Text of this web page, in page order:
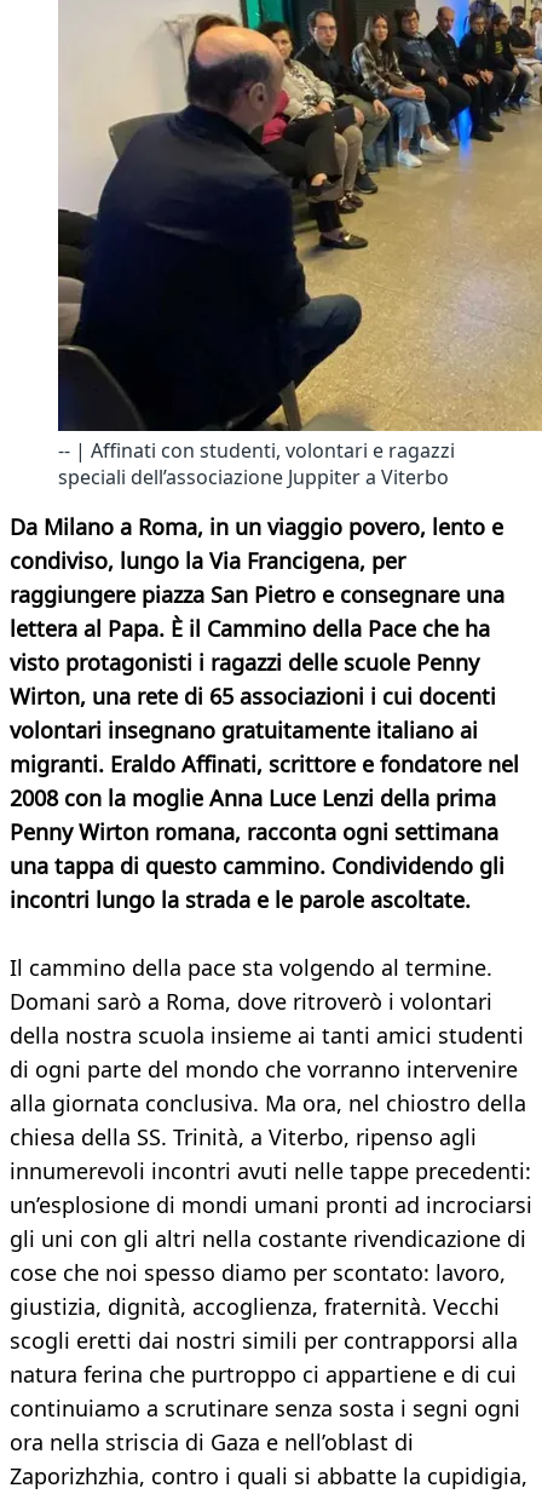
-- | Affinati con studenti, volontari e ragazzi
speciali dell’associazione Juppiter a Viterbo
Da Milano a Roma, in un viaggio povero, lento e
condiviso, lungo la Via Francigena, per
raggiungere piazza San Pietro e consegnare una
lettera al Papa. È il Cammino della Pace che ha
visto protagonisti i ragazzi delle scuole Penny
Wirton, una rete di 65 associazioni i cui docenti
volontari insegnano gratuitamente italiano ai
migranti. Eraldo Affinati, scrittore e fondatore nel
2008 con la moglie Anna Luce Lenzi della prima
Penny Wirton romana, racconta ogni settimana
una tappa di questo cammino. Condividendo gli
incontri lungo la strada e le parole ascoltate.
Il cammino della pace sta volgendo al termine.
Domani sarò a Roma, dove ritroverò i volontari
della nostra scuola insieme ai tanti amici studenti
di ogni parte del mondo che vorranno intervenire
alla giornata conclusiva. Ma ora, nel chiostro della
chiesa della SS. Trinità, a Viterbo, ripenso agli
innumerevoli incontri avuti nelle tappe precedenti:
un’esplosione di mondi umani pronti ad incrociarsi
gli uni con gli altri nella costante rivendicazione di
cose che noi spesso diamo per scontato: lavoro,
giustizia, dignità, accoglienza, fraternità. Vecchi
scogli eretti dai nostri simili per contrapporsi alla
natura ferina che purtroppo ci appartiene e di cui
continuiamo a scrutinare senza sosta i segni ogni
ora nella striscia di Gaza e nell’oblast di
Zaporizhzhia, contro i quali si abbatte la cupidigia,